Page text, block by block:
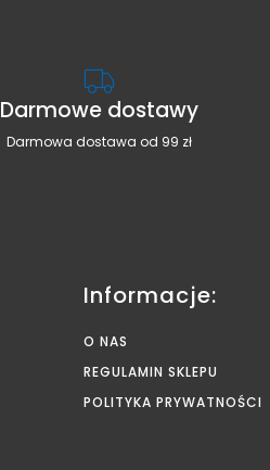
Darmowe dostawy
Darmowa dostawa od 99 zł
Informacje:
O NAS
REGULAMIN SKLEPU
POLITYKA PRYWATNOŚCI